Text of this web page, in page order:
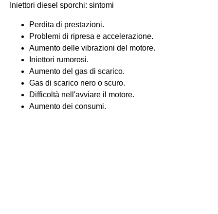
Iniettori diesel sporchi: sintomi
Perdita di prestazioni.
Problemi di ripresa e accelerazione.
Aumento delle vibrazioni del motore.
Iniettori rumorosi.
Aumento del gas di scarico.
Gas di scarico nero o scuro.
Difficoltà nell'avviare il motore.
Aumento dei consumi.